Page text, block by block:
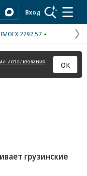
Вход
IMOEX 2292,57
использования
ОК
грузинские